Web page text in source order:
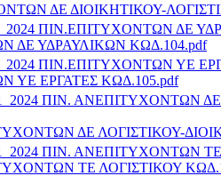
ΔΕ ΔΙΟΙΚΗΤΙΚΟΥ-
ΔΕ ΥΔΡΑΥΛΙΚΩΝ ΚΩΔ.104.pdf
ΥΕ ΕΡΓΑΤΕΣ ΚΩΔ.105.pdf
ΔΕ ΛΟΓΙΣΤΙΚΟΥ-
ΤΕ ΛΟΓΙΣΤΙΚΟΥ